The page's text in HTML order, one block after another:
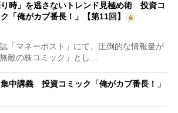
り時」を逃さないトレンド見極め術 投資コ
「俺がカブ番長！」【第11回】
「マネーポスト」にて、圧倒的な情報量が
敵の株コミック」とし…
中講義 投資コミック「俺がカブ番長！」